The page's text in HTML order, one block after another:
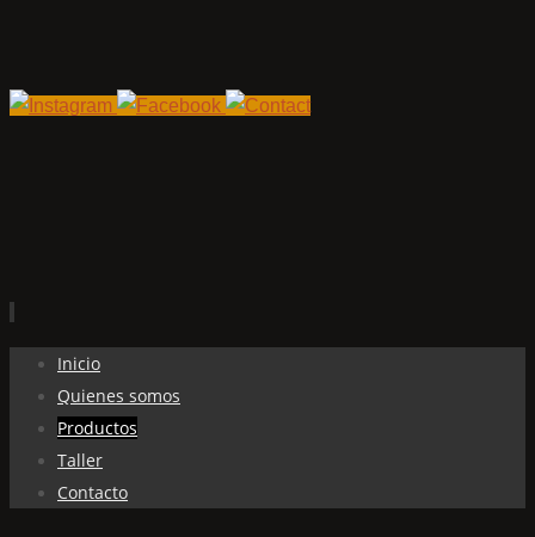
contenido
Inicio
Quienes somos
Productos
Taller
Contacto